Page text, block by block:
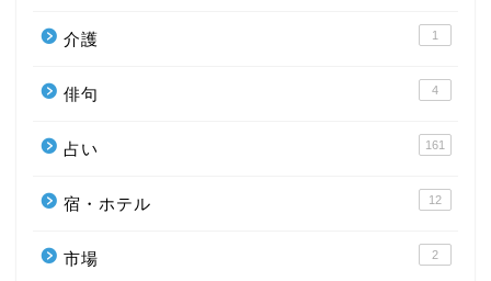
介護 1
俳句 4
占い 161
宿・ホテル 12
市場 2